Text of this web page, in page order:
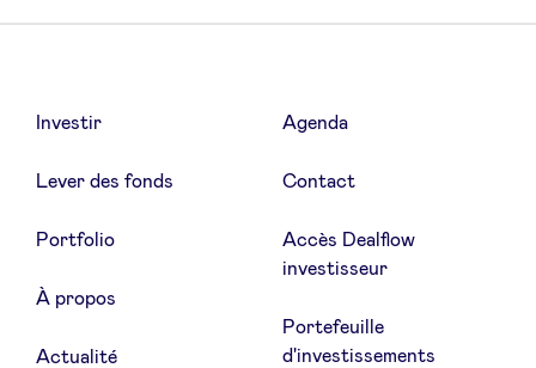
Investir
Lever des fonds
Portfolio
À propos
Actualité
Agenda
Contact
Accès Dealflow
investisseur
Portefeuille
d'investissements